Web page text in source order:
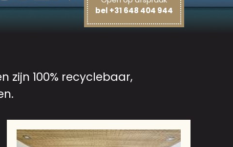
bel +31 648 404 944
zijn 100% recyclebaar,